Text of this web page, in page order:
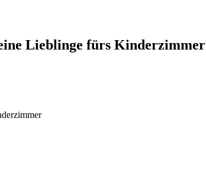
Lieblinge fürs Kinderzimmer